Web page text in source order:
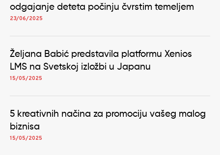
odgajanje deteta počinju čvrstim temeljem
23/06/2025
Željana Babić predstavila platformu Xenios
LMS na Svetskoj izložbi u Japanu
15/05/2025
5 kreativnih načina za promociju vašeg malog
biznisa
15/05/2025